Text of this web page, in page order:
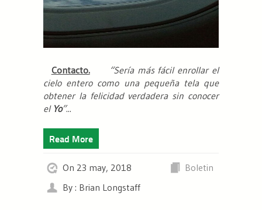
Contacto.
“Sería más fácil enrollar el
cielo entero como una pequeña tela que
obtener la felicidad verdadera sin conocer
el Yo”...
Read More
On 23 may, 2018
Boletin
By : Brian Longstaff